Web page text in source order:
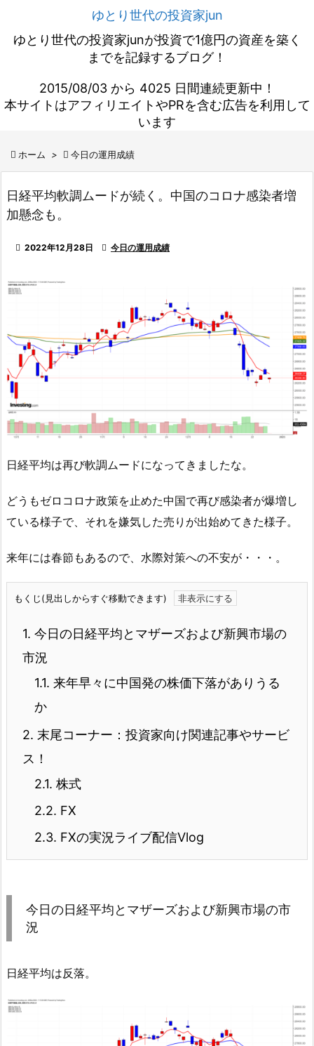
ゆとり世代の投資家jun
ゆとり世代の投資家junが投資で1億円の資産を築く
までを記録するブログ！
2015/08/03 から 4025 日間連続更新中！
本サイトはアフィリエイトやPRを含む広告を利用して
います
 ホーム >  今日の運用成績
日経平均軟調ムードが続く。中国のコロナ感染者増
加懸念も。
 2022年12月28日  今日の運用成績
日経平均は再び軟調ムードになってきましたな。
どうもゼロコロナ政策を止めた中国で再び感染者が爆増し
ている様子で、それを嫌気した売りが出始めてきた様子。
来年には春節もあるので、水際対策への不安が・・・。
もくじ(見出しからすぐ移動できます)
1. 今日の日経平均とマザーズおよび新興市場の
市況
1.1. 来年早々に中国発の株価下落がありうる
か
2. 末尾コーナー：投資家向け関連記事やサービ
ス！
2.1. 株式
2.2. FX
2.3. FXの実況ライブ配信Vlog
今日の日経平均とマザーズおよび新興市場の市
況
日経平均は反落。